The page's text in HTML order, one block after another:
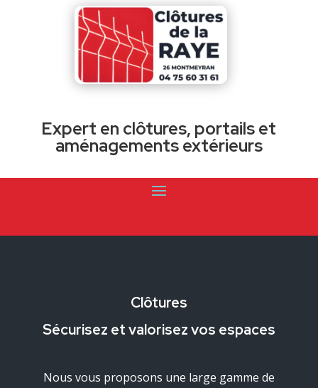
Expert en clôtures, portails et
aménagements extérieurs
Clôtures
Sécurisez et valorisez vos espaces
Nous vous proposons une large gamme de